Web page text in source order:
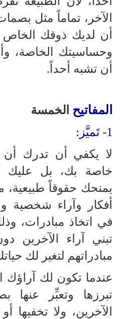
الآخر، تماماً مثل
أن لديك ذوقك الخاص
وحساسيتك الخاصة،
أن تشبه أحداً.
المفاتيح الخمسة
1- تَميَّز:
لا يكفي أن تدرك
خاصة بك، بل
يمنحك حقوقاً طبيعية،
أفكار وآراء شخصية
في اتخاذ مبادرات،
تبني آراء الآخرين
مبادراتهم لتغير لك
عندما تكون لك
تبرزها وتعبِّر عنها
الآخرين، ولا تخفيها